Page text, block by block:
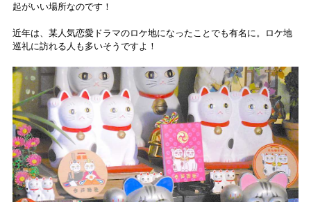
起がいい場所なのです！
近年は、某人気恋愛ドラマのロケ地になったことでも有名に。ロケ地
巡礼に訪れる人も多いそうですよ！